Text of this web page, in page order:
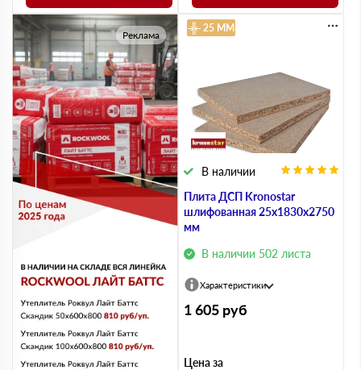
Реклама
Плита ДСП Kronostar
шлифованная 25х1830х2750
мм
В наличии 502 листа
В наличии
25 ММ
Характеристики
1 605 руб
Цена за